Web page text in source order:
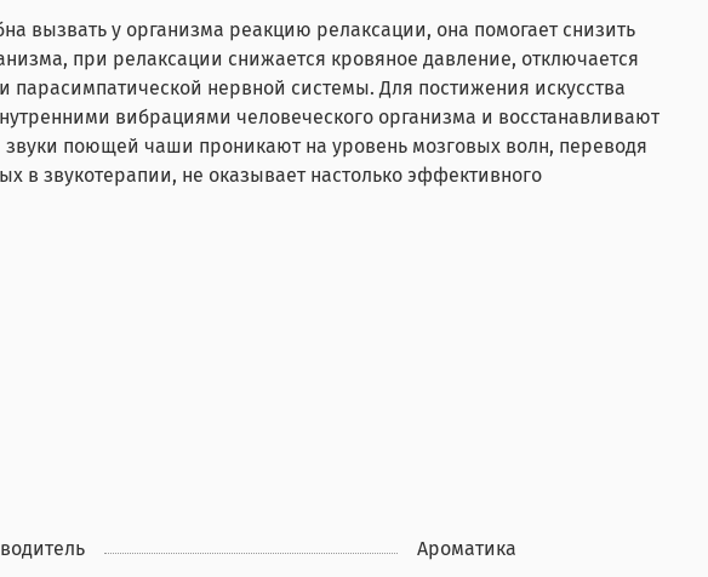
вызвать у организма реакцию релаксации, она помогает снизить
при релаксации cнижается кровяное давление, отключается
нервной системы. Для постижения искусства
вибрациями человеческого организма и восстанавливают
звуки поющей чаши проникают на уровень мозговых волн, переводя
в звукотерапии, не оказывает настолько эффективного
Ароматика